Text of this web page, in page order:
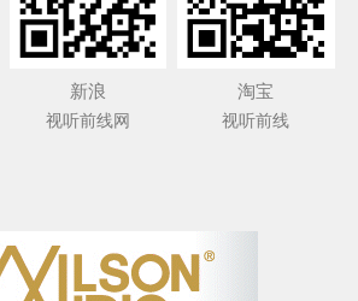
新浪
视听前线网
淘宝
视听前线